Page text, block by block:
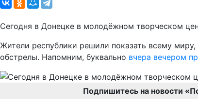
Сегодня в Донецке в молодёжном творческом
Жители республики решили показать всему
обстрелы. Напомним, буквально вчера вечером
Подпишитесь на новости